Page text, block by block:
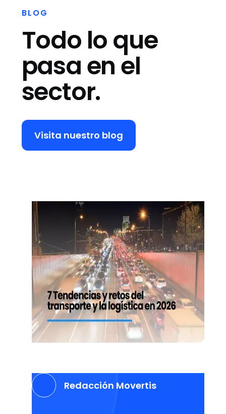
BLOG
Todo lo que
pasa en el
sector.
Visita nuestro blog
Redacción Movertis